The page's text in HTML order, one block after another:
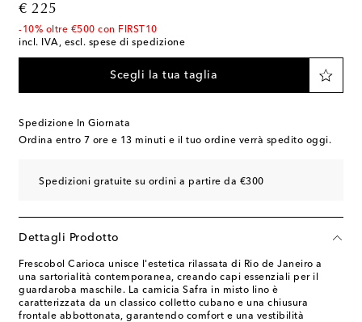
€ 225
original price
-10% oltre €500 con FIRST10
incl. IVA, escl. spese di spedizione
Scegli la tua taglia
Spedizione In Giornata
Ordina entro 7 ore e 13 minuti e il tuo ordine verrà spedito oggi.
Spedizioni gratuite su ordini a partire da €300
Dettagli Prodotto
Frescobol Carioca unisce l'estetica rilassata di Rio de Janeiro a
una sartorialità contemporanea, creando capi essenziali per il
guardaroba maschile. La camicia Safra in misto lino è
caratterizzata da un classico colletto cubano e una chiusura
frontale abbottonata, garantendo comfort e una vestibilità